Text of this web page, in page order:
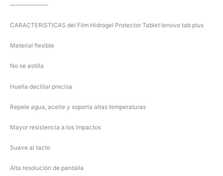
——————-
CARACTERISTICAS del Film Hidrogel Protector Tablet lenovo tab plus
Material flexible
No se astilla
Huella dactilar precisa
Repele agua, aceite y soporta altas temperaturas
Mayor resistencia a los impactos
Suave al tacto
Alta resolución de pantalla